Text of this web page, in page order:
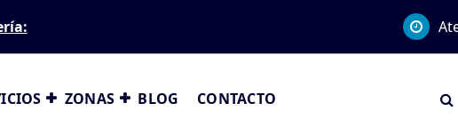
ZONAS BLOG CONTACTO